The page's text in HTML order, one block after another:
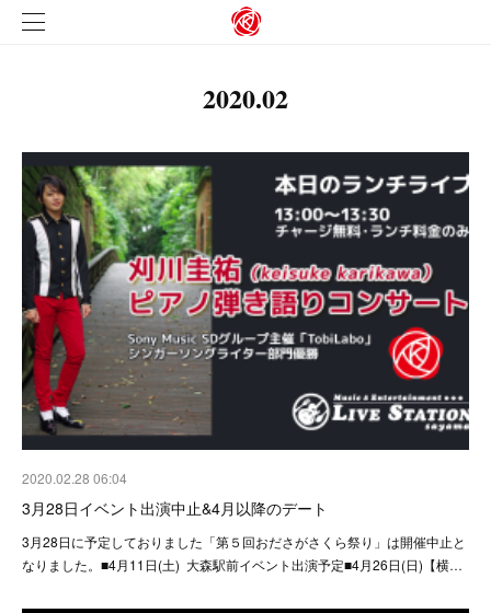
2020.02
2020.02.28 06:04
3月28日イベント出演中止&4月以降のデート
3月28日に予定しておりました「第５回おださがさくら祭り」は開催中止と
なりました。■4月11日(土) 大森駅前イベント出演予定■4月26日(日)【横…